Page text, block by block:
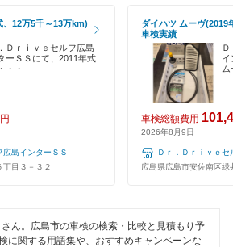
閉じる
、12万5千～13万km)
Ｄｒｉｖｅセルフ広島
ーＳＳにて、2011年式
・・
円
広島インターＳＳ
丁目３－３２
ダイハツ ムーヴ(2019
車検実績
イ
車検総額費用
2026年8月9日
Ｄｒ．Ｄｒｉｖｅ
広島県広島市安佐南区緑
ん。広島市の車検の検索・比較と見積もり予
に関する用語集や、おすすめキャンペーンな